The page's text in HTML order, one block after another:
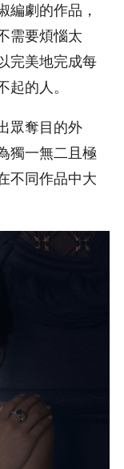
編劇的作品，
需要煩惱太
完美地完成每
的人。
眾奪目的外
獨一無二且極
不同作品中大